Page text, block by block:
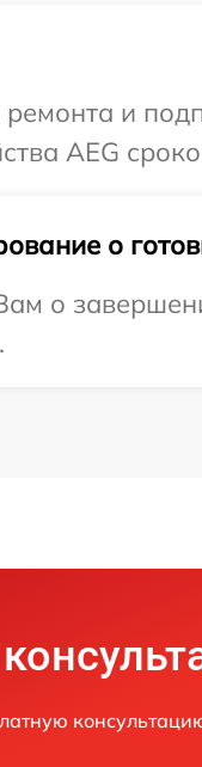
и
AEG
о
о